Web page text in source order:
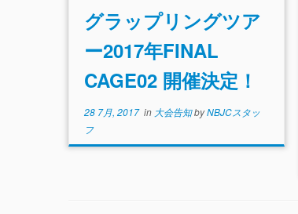
グラップリングツア
ー2017年FINAL
CAGE02 開催決定！
28 7月, 2017in 大会告知byNBJCスタッ
フ